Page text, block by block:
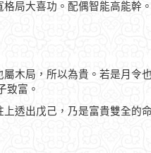
局大喜功。配偶智能高能幹。
木局，所以為貴。若是月令
致富。
透出戊己，乃是富貴雙全的命